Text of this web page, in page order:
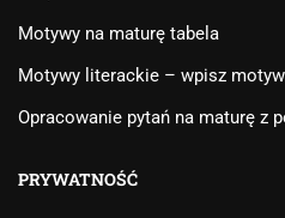
Motywy na maturę tabela
Motywy literackie – wpisz motyw
Opracowanie pytań na maturę z
PRYWATNOŚĆ